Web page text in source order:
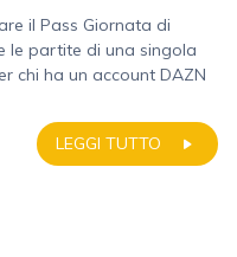
il Pass Giornata di
le partite di una singola
chi ha un account DAZN
LEGGI TUTTO